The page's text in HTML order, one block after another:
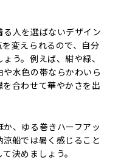
人を選ばないデザイン
変えられるので、自分
う。例えば、紺や緑、
水色の帯ならかわいら
合わせて華やかさを出
、ゆる巻きハーフアッ
船では暑く感じること
決めましょう。